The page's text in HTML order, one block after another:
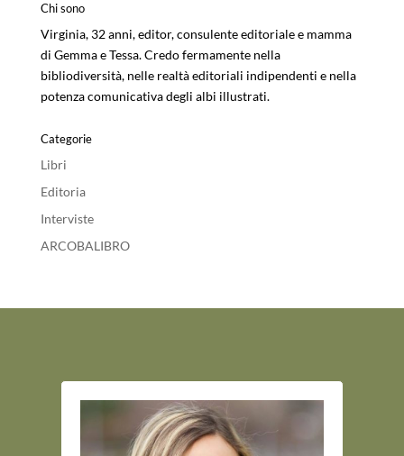
Chi sono
Virginia, 32 anni, editor, consulente editoriale e mamma
di Gemma e Tessa. Credo fermamente nella
bibliodiversità, nelle realtà editoriali indipendenti e nella
potenza comunicativa degli albi illustrati.
Categorie
Libri
Editoria
Interviste
ARCOBALIBRO